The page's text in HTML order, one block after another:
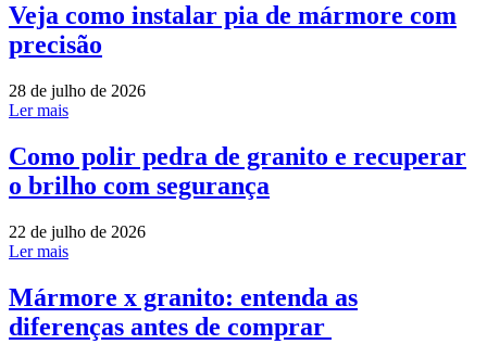
Veja como instalar pia de mármore com
precisão
28 de julho de 2026
Ler mais
Como polir pedra de granito e recuperar
o brilho com segurança
22 de julho de 2026
Ler mais
Mármore x granito: entenda as
diferenças antes de comprar